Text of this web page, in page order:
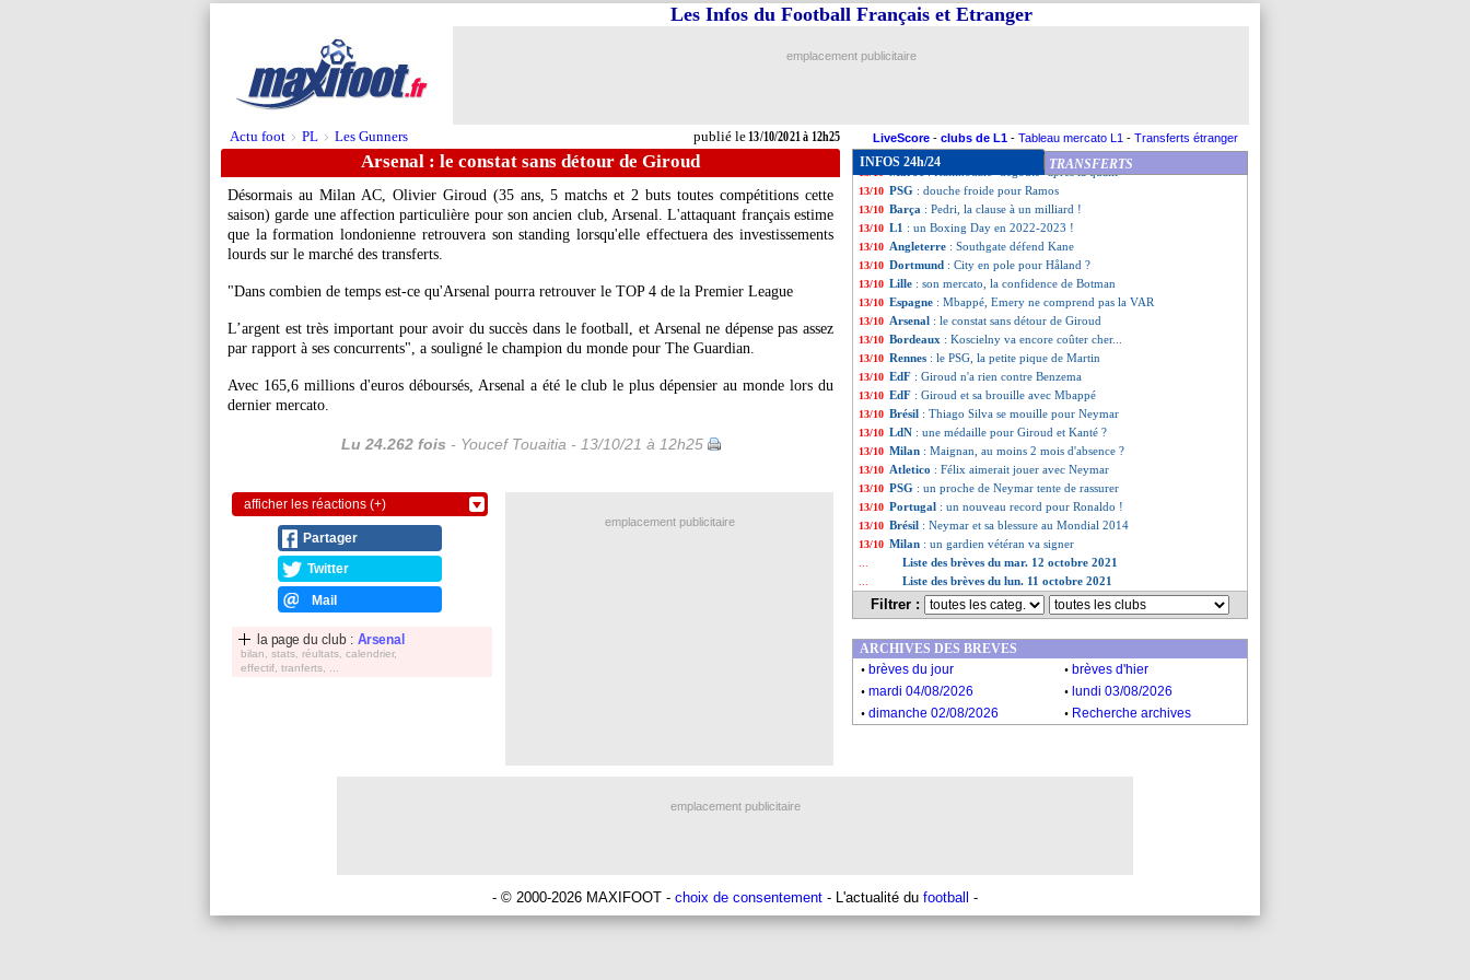
Actu foot > PL > Les Gunners publié le13/10/2021 à 12h25
Les Infos du Football Français et Etranger
emplacement publicitaire
LiveScore - clubs de L1 - Tableau mercato L1 - Transferts étranger
Arsenal : le constat sans détour de Giroud
Désormais au Milan AC, Olivier Giroud (35 ans, 5 matchs et 2 buts toutes compétitions cette
saison) garde une affection particulière pour son ancien club, Arsenal. L'attaquant français estime
que la formation londonienne retrouvera son standing lorsqu'elle effectuera des investissements
lourds sur le marché des transferts.
"Dans combien de temps est-ce qu'Arsenal pourra retrouver le TOP 4 de la Premier League
L’argent est très important pour avoir du succès dans le football, et Arsenal ne dépense pas assez
par rapport à ses concurrents", a souligné le champion du monde pour The Guardian.
Avec 165,6 millions d'euros déboursés, Arsenal a été le club le plus dépensier au monde lors du
dernier mercato.
Lu 24.262 fois - Youcef Touaitia - 13/10/21 à 12h25
afficher les réactions (+)
Partager
Twitter
Mail
la page du club : Arsenal
bilan, stats, réultats, calendrier,
effectif, tranferts, ...
INFOS 24h/24 TRANSFERTS
13/10 Leipzig: Nkunku parle de son retour au Parc
13/10 Man City: prolongation imminente pour Foden
13/10 Danemark
13/10 Bayern : Hernandez emprisonné en Espagne ?
13/10 PSG: Neymar, le constat de Jussiê
: Halilhodzic "dégoûté" après la qualif'
13/10 PSG : douche froide pour Ramos
13/10 Barça : Pedri, la clause à un milliard !
13/10 L1 : un Boxing Day en 2022-2023 !
13/10 Angleterre : Southgate défend Kane
13/10 Dortmund : City en pole pour Håland ?
13/10 Lille : son mercato, la confidence de Botman
13/10 Espagne : Mbappé, Emery ne comprend pas la VAR
13/10 Arsenal : le constat sans détour de Giroud
13/10 Bordeaux : Koscielny va encore coûter cher...
13/10 Rennes : le PSG, la petite pique de Martin
13/10 EdF : Giroud n'a rien contre Benzema
13/10 EdF : Giroud et sa brouille avec Mbappé
13/10 Brésil : Thiago Silva se mouille pour Neymar
13/10 LdN : une médaille pour Giroud et Kanté ?
13/10 Milan : Maignan, au moins 2 mois d'absence ?
13/10 Atletico : Félix aimerait jouer avec Neymar
13/10 PSG : un proche de Neymar tente de rassurer
13/10 Portugal : un nouveau record pour Ronaldo !
13/10 Brésil : Neymar et sa blessure au Mondial 2014
13/10 Milan : un gardien vétéran va signer
Liste des brèves du mar. 12 octobre 2021
Liste des brèves du lun. 11 octobre 2021
Filtrer :
emplacement publicitaire
ARCHIVES DES BREVES
. brèves du jour . brèves d'hier
. mardi 04/08/2026 . lundi 03/08/2026
. dimanche 02/08/2026 . Recherche archives
emplacement publicitaire
- © 2000-2026 MAXIFOOT - choix de consentement - L'actualité du football -